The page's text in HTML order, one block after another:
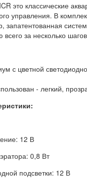
это классические
управления. В
запатентованная
всего за несколько
с цветной
- легкий,
12 В
0,8 Вт
подсветки: 12 В